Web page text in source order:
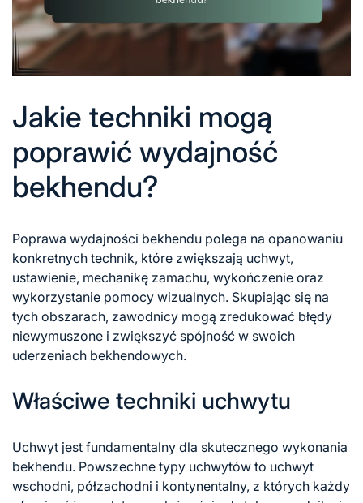
Jakie techniki mogą
poprawić wydajność
bekhendu?
Poprawa wydajności bekhendu polega na opanowaniu
konkretnych technik, które zwiększają uchwyt,
ustawienie, mechanikę zamachu, wykończenie oraz
wykorzystanie pomocy wizualnych. Skupiając się na
tych obszarach, zawodnicy mogą zredukować błędy
niewymuszone i zwiększyć spójność w swoich
uderzeniach bekhendowych.
Właściwe techniki uchwytu
Uchwyt jest fundamentalny dla skutecznego wykonania
bekhendu. Powszechne typy uchwytów to uchwyt
wschodni, półzachodni i kontynentalny, z których każdy